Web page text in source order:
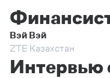
Вэй Вэй
ZTE Казахстан
Интервью